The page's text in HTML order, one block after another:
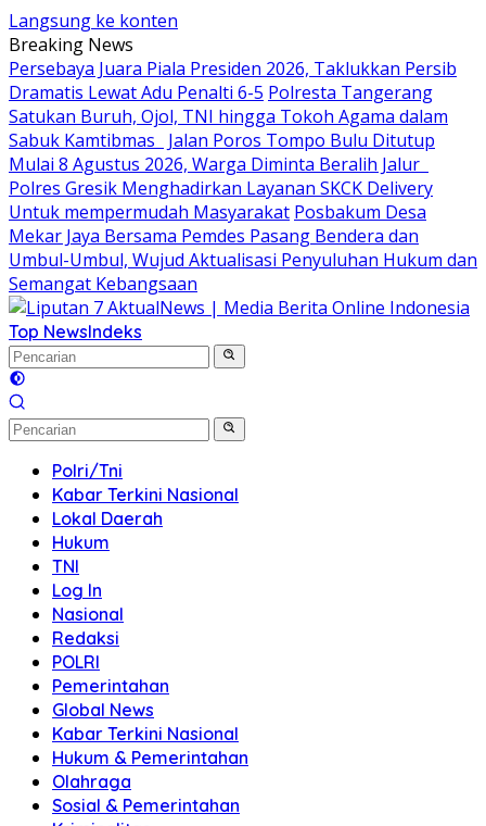
Langsung ke konten
Breaking News
Persebaya Juara Piala Presiden 2026, Taklukkan Persib
Dramatis Lewat Adu Penalti 6-5 Polresta Tangerang
Satukan Buruh, Ojol, TNI hingga Tokoh Agama dalam
Sabuk Kamtibmas
Jalan Poros Tompo Bulu Ditutup
Mulai 8 Agustus 2026, Warga Diminta Beralih Jalur
Polres Gresik Menghadirkan Layanan SKCK Delivery
Untuk mempermudah Masyarakat Posbakum Desa
Mekar Jaya Bersama Pemdes Pasang Bendera dan
Umbul-Umbul, Wujud Aktualisasi Penyuluhan Hukum dan
Semangat Kebangsaan
Top NewsIndeks
Polri/Tni
Kabar Terkini Nasional
Lokal Daerah
Hukum
TNI
Log In
Nasional
Redaksi
POLRI
Pemerintahan
Global News
Kabar Terkini Nasional
Hukum & Pemerintahan
Olahraga
Sosial & Pemerintahan